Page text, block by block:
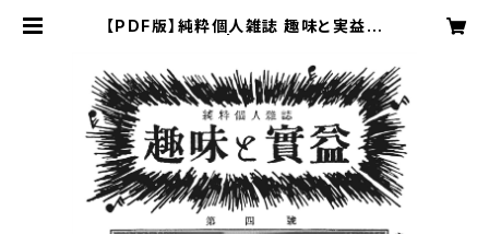
【PDF版】純粋個人雑誌 趣味と実益